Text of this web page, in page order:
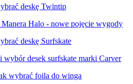
deskę Twintip
Manera Halo - nowe pojęcie wygody
deskę Surfskate
wybór desek surfskate marki Carver
wybrać foila do winga